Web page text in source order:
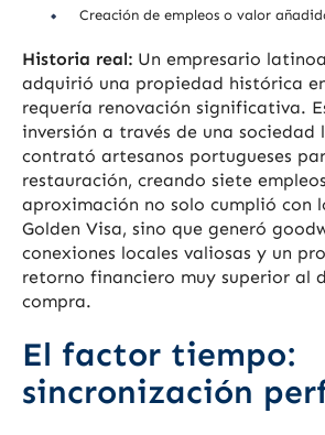
Creación de empleos o valor
Historia real: Un empresario
adquirió una propiedad histórica
requería renovación significativa.
inversión a través de una sociedad
contrató artesanos portugueses
restauración, creando siete
aproximación no solo cumplió con
Golden Visa, sino que generó
conexiones locales valiosas y un
retorno financiero muy superior al
compra.
El factor tiempo:
sincronización